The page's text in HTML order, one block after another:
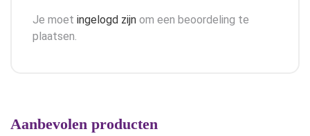
Je moet ingelogd zijn om een beoordeling te
plaatsen.
Aanbevolen producten